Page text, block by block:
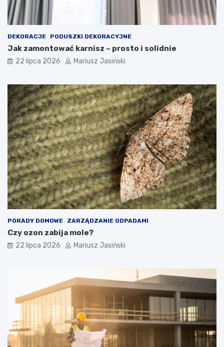
DEKORACJE PODUSZKI DEKORACYJNE
Jak zamontować karnisz – prosto i solidnie
22 lipca 2026 Mariusz Jasiński
PORADY DOMOWE ZARZĄDZANIE ODPADAMI
Czy ozon zabija mole?
22 lipca 2026 Mariusz Jasiński